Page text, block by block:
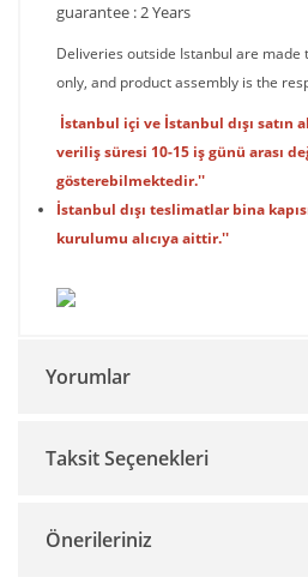
guarantee : 2 Years
Deliveries outside Istanbul are made
only, and product assembly is the
İstanbul içi ve İstanbul dışı satın
veriliş süresi 10-15 iş günü arası
gösterebilmektedir.''
İstanbul dışı teslimatlar bina
kurulumu alıcıya aittir.''
Yorumlar
Bu ürüne ilk yorumu
Taksit Seçenekleri
Önerileriniz